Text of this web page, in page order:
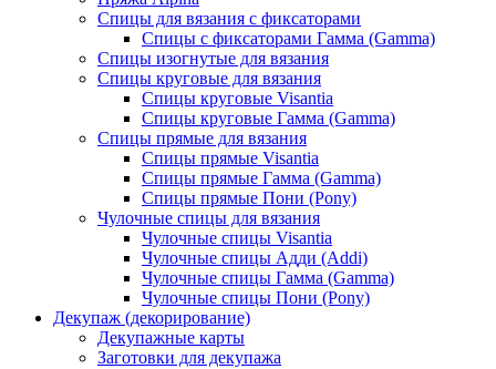
Спицы для вязания с фиксаторами
Спицы с фиксаторами Гамма (Gamma)
Спицы изогнутые для вязания
Спицы круговые для вязания
Спицы круговые Visantia
Спицы круговые Гамма (Gamma)
Спицы прямые для вязания
Спицы прямые Visantia
Спицы прямые Гамма (Gamma)
Спицы прямые Пони (Pony)
Чулочные спицы для вязания
Чулочные спицы Visantia
Чулочные спицы Адди (Addi)
Чулочные спицы Гамма (Gamma)
Чулочные спицы Пони (Pony)
Декупаж (декорирование)
Декупажные карты
Заготовки для декупажа